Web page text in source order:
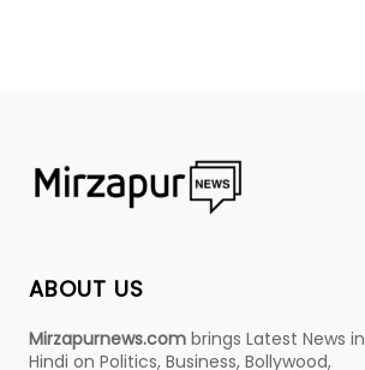
ABOUT US
Mirzapurnews.com brings Latest News in
Hindi on Politics, Business, Bollywood,